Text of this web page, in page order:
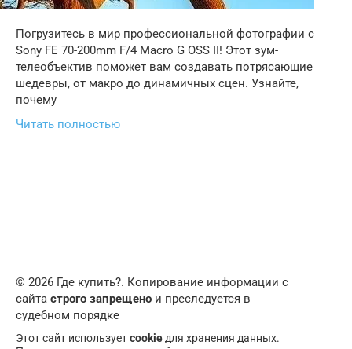
Погрузитесь в мир профессиональной фотографии с
Sony FE 70-200mm F/4 Macro G OSS II! Этот зум-
телеобъектив поможет вам создавать потрясающие
шедевры, от макро до динамичных сцен. Узнайте,
почему
Читать полностью
© 2026 Где купить?. Копирование информации с
сайта строго запрещено и преследуется в
судебном порядке
Этот сайт используетcookie для хранения данных.